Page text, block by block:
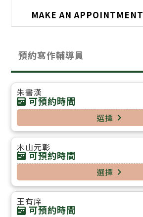
MAKE AN APPOINTMENT
預約寫作輔導員
朱書漢
可預約時間
選擇 navigate_next
木山元彰
可預約時間
選擇 navigate_next
王有庠
可預約時間